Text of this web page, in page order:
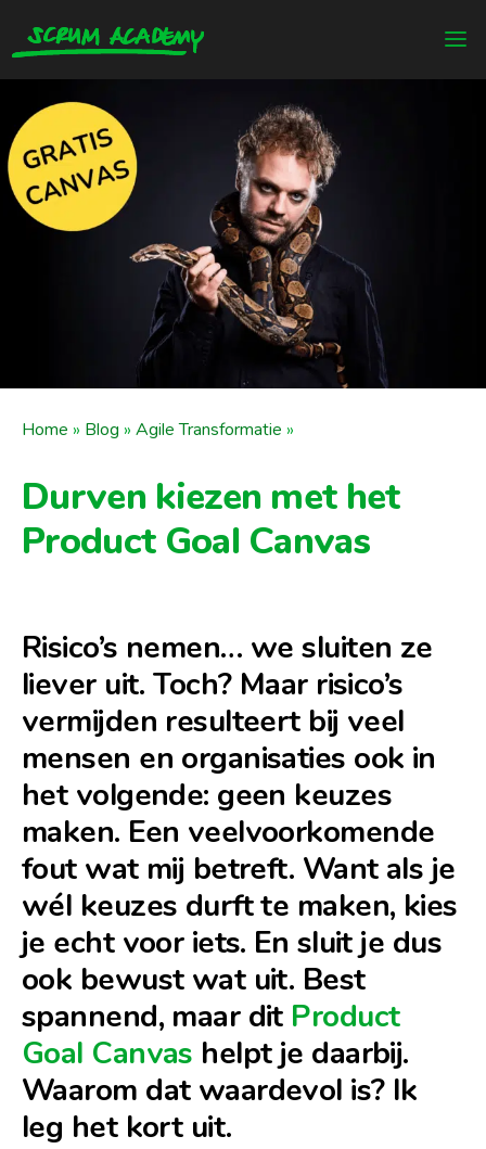
Home » Blog » Agile Transformatie »
Durven kiezen met het
Product Goal Canvas
Risico’s nemen… we sluiten ze
liever uit. Toch?Maar risico’s
vermijden resulteert bij veel
mensen en organisaties ook in
het volgende: geen keuzes
maken. Een veelvoorkomende
fout wat mij betreft. Want als je
wél keuzes durft te maken, kies
je echt voor iets. En sluit je dus
ook bewust wat uit. Best
spannend, maar dit Product
Goal Canvas helpt je daarbij.
Waarom dat waardevol is? Ik
leg het kort uit.